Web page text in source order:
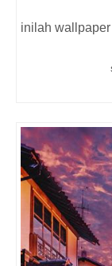
inilah